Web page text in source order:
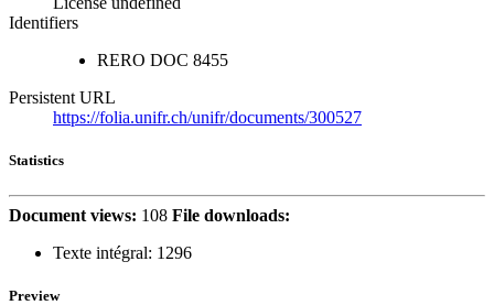
Identifiers
RERO DOC 8455
Persistent URL
https://folia.unifr.ch/unifr/documents/300527
Statistics
Document views: 108 File downloads:
Texte intégral: 1296
Preview